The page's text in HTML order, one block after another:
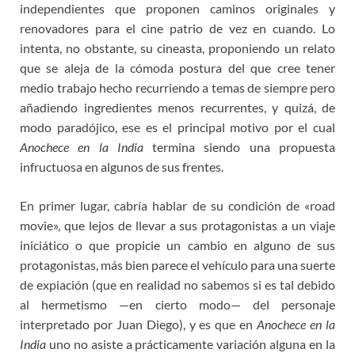
independientes que proponen caminos originales y
renovadores para el cine patrio de vez en cuando. Lo
intenta, no obstante, su cineasta, proponiendo un relato
que se aleja de la cómoda postura del que cree tener
medio trabajo hecho recurriendo a temas de siempre pero
añadiendo ingredientes menos recurrentes, y quizá, de
modo paradójico, ese es el principal motivo por el cual
Anochece en la Indiatermina siendo una propuesta
infructuosa en algunos de sus frentes.
En primer lugar, cabría hablar de su condición de «road
movie», que lejos de llevar a sus protagonistas a un viaje
iniciático o que propicie un cambio en alguno de sus
protagonistas, más bien parece el vehículo para una suerte
de expiación (que en realidad no sabemos si es tal debido
al hermetismo —en cierto modo— del personaje
interpretado por Juan Diego), y es que enAnochece en la
India uno no asiste a prácticamente variación alguna en la